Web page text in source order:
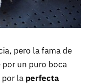
pero la fama de
por un puro boca
por la perfecta